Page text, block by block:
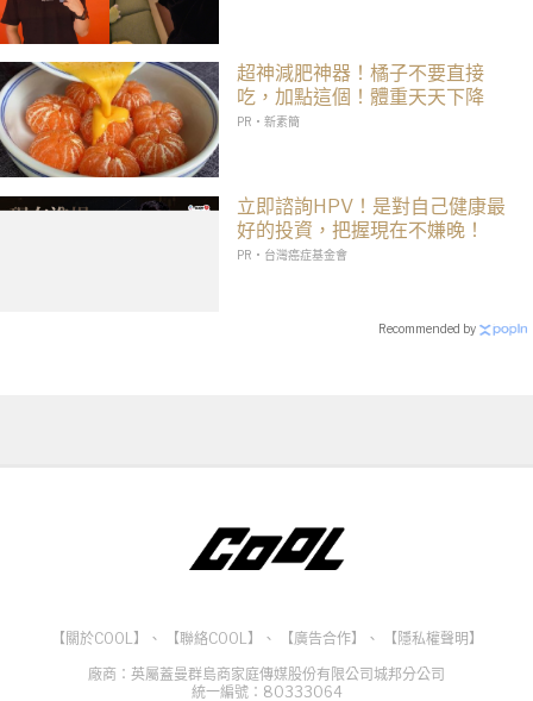
超神減肥神器！橘子不要直接
吃，加點這個！體重天天下降
PR・新素簡
立即諮詢HPV！是對自己健康最
好的投資，把握現在不嫌晚！
PR・台灣癌症基金會
Recommended by
【關於COOL】 、 【聯絡COOL】 、 【廣告合作】 、
【隱私權聲明】
廠商：英屬蓋曼群島商家庭傳媒股份有限公司城邦分公司
統一編號：80333064